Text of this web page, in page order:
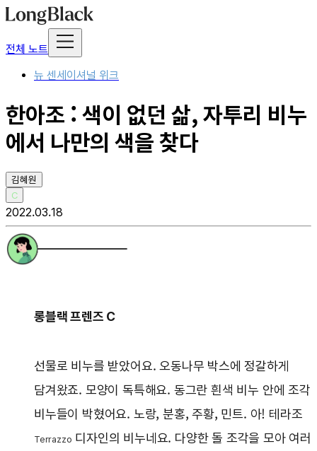
전체 노트
뉴 센세이셔널 위크
한아조 : 색이 없던 삶, 자투리 비누
에서 나만의 색을 찾다
김혜원
C
2022.03.18
롱블랙 프렌즈 C
선물로 비누를 받았어요. 오동나무 박스에 정갈하게
담겨왔죠. 모양이 독특해요. 동그란 흰색 비누 안에 조각
비누들이 박혔어요. 노랑, 분홍, 주황, 민트. 아! 테라조
Terrazzo 디자인의 비누네요. 다양한 돌 조각을 모아 여러